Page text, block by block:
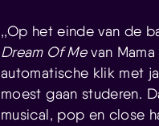
,,Op het einde van de
Dream Of Mevan Mama
automatische klik met
moest gaan studeren.
musical, pop en close